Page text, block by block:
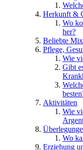
Herkunft &
Wo
her?
Beliebte
Pflege,
Wie
Gibt
Aktivitäten
Wie
Wo
Erziehung